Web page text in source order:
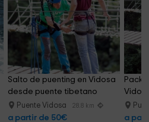
Salto de puenting en Vidosa
desde puente tibetano
Puente Vidosa 28.8 km
a partir de 50€
Pack
a